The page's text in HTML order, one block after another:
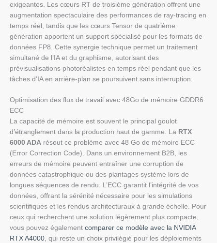
exigeantes. Les cœurs RT de troisième génération offrent une
augmentation spectaculaire des performances de ray-tracing en
temps réel, tandis que les cœurs Tensor de quatrième
génération apportent un support spécialisé pour les formats de
données FP8. Cette synergie technique permet un traitement
simultané de l’IA et du graphisme, autorisant des
prévisualisations photoréalistes en temps réel pendant que les
tâches d’IA en arrière-plan se poursuivent sans interruption.
Optimisation des flux de travail avec 48Go de mémoire GDDR6
ECC
La capacité de mémoire est souvent le principal goulot
d’étranglement dans la production haut de gamme. La RTX
6000 ADA résout ce problème avec 48 Go de mémoire ECC
(Error Correction Code). Dans un environnement B2B, les
erreurs de mémoire peuvent entraîner une corruption de
données catastrophique ou des plantages système lors de
longues séquences de rendu. L’ECC garantit l’intégrité de vos
données, offrant la sérénité nécessaire pour les simulations
scientifiques et les rendus architecturaux à grande échelle. Pour
ceux qui recherchent une solution légèrement plus compacte,
vous pouvez également comparer ce modèle avec la NVIDIA
RTX A4000, qui reste un choix privilégié pour les déploiements